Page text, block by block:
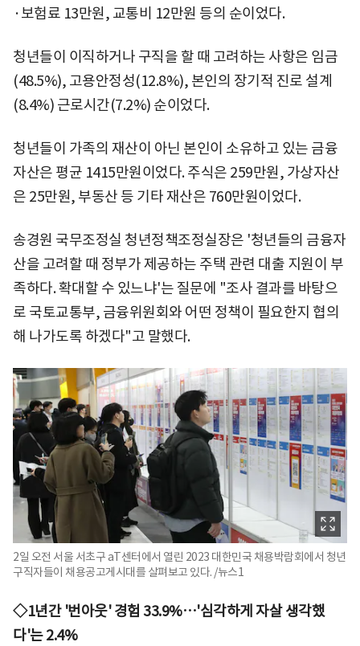
·보험료 13만원, 교통비 12만원 등의 순이었다.
청년들이 이직하거나 구직을 할 때 고려하는 사항은 임금
(48.5%), 고용안정성(12.8%), 본인의 장기적 진로 설계
(8.4%) 근로시간(7.2%) 순이었다.
청년들이 가족의 재산이 아닌 본인이 소유하고 있는 금융
자산은 평균 1415만원이었다. 주식은 259만원, 가상자산
은 25만원, 부동산 등 기타 재산은 760만원이었다.
송경원 국무조정실 청년정책조정실장은 '청년들의 금융자
산을 고려할 때 정부가 제공하는 주택 관련 대출 지원이 부
족하다. 확대할 수 있느냐'는 질문에 "조사 결과를 바탕으
로 국토교통부, 금융위원회와 어떤 정책이 필요한지 협의
해 나가도록 하겠다"고 말했다.
2일 오전 서울 서초구 aT센터에서 열린 2023 대한민국 채용박람회에서 청년
구직자들이 채용공고게시대를 살펴보고 있다. /뉴스1
◇1년간 '번아웃' 경험 33.9%…'심각하게 자살 생각했
다'는 2.4%